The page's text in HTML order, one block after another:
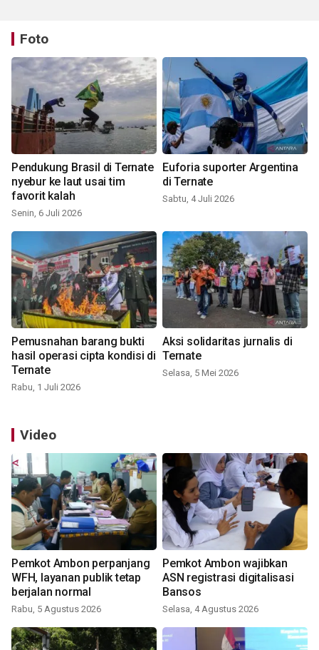
Foto
Pendukung Brasil di Ternate
nyebur ke laut usai tim
favorit kalah
Senin, 6 Juli 2026
Euforia suporter Argentina
di Ternate
Sabtu, 4 Juli 2026
Pemusnahan barang bukti
hasil operasi cipta kondisi di
Ternate
Rabu, 1 Juli 2026
Aksi solidaritas jurnalis di
Ternate
Selasa, 5 Mei 2026
Video
Pemkot Ambon perpanjang
WFH, layanan publik tetap
berjalan normal
Rabu, 5 Agustus 2026
Pemkot Ambon wajibkan
ASN registrasi digitalisasi
Bansos
Selasa, 4 Agustus 2026